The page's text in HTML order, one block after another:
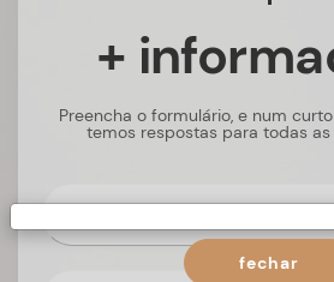
+
Preencha o formulário, e num
temos respostas para todas as
fechar